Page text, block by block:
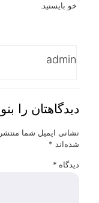
خو بایستید.
admin
دیدگاهتان را
نشانی ایمیل شما
شده‌اند *
دیدگاه *